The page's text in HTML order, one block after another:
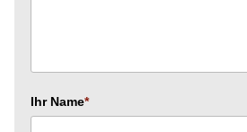
Ihr Name